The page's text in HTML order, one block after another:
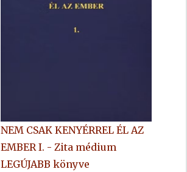
NEM CSAK KENYÉRREL ÉL AZ
EMBER I. - Zita médium
LEGÚJABB könyve